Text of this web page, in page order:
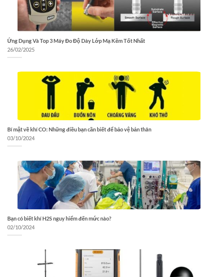
Ứng Dụng Và Top 3 Máy Đo Độ Dày Lớp Mạ Kẽm Tốt Nhất
26/02/2025
Bí mật về khí CO: Những điều bạn cần biết để bảo vệ bản thân
03/10/2024
Bạn có biết khí H2S nguy hiểm đến mức nào?
02/10/2024